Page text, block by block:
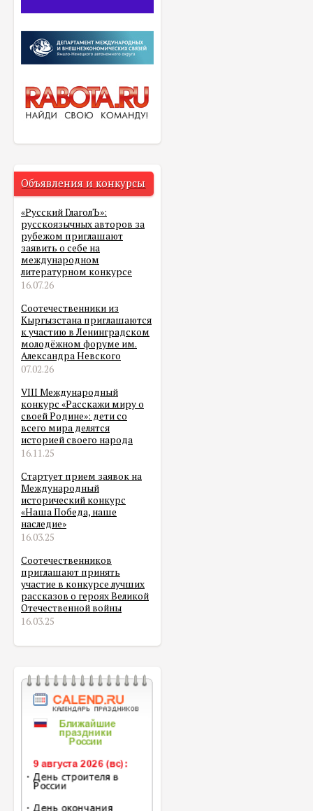
Объявления и конкурсы
«Русский ГлаголЪ»:
русскоязычных авторов за
рубежом приглашают
заявить о себе на
международном
литературном конкурсе
16.07.26
Соотечественники из
Кыргызстана приглашаются
к участию в Ленинградском
молодёжном форуме им.
Александра Невского
07.02.26
VIII Международный
конкурс «Расскажи миру о
своей Родине»: дети со
всего мира делятся
историей своего народа
16.11.25
Стартует прием заявок на
Международный
исторический конкурс
«Наша Победа, наше
наследие»
16.03.25
Соотечественников
приглашают принять
участие в конкурсе лучших
рассказов о героях Великой
Отечественной войны
16.03.25